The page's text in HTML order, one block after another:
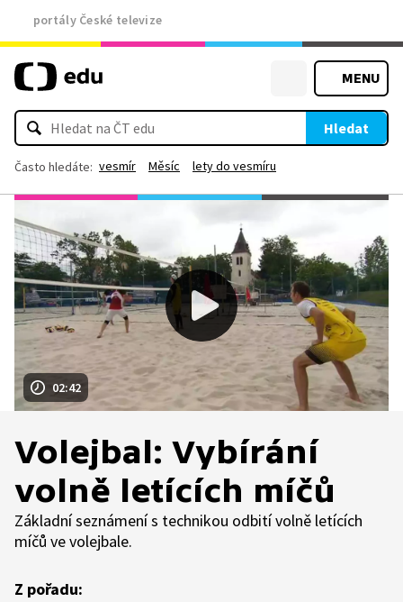
portály České televize
MENU
Hledat
Často hledáte: vesmír Měsíc lety do vesmíru
02:42
Volejbal: Vybírání
volně letících míčů
Základní seznámení s technikou odbití volně letících
míčů ve volejbale.
Z pořadu: